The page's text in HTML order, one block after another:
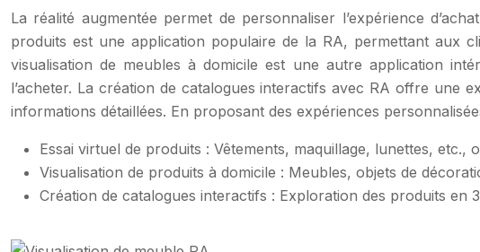
La réalité augmentée permet de personnaliser l’expérience
produits est une application populaire de la RA, permettant aux
visualisation de meubles à domicile est une autre application
l’acheter. La création de catalogues interactifs avec RA offre une
informations détaillées. En proposant des expériences
Essai virtuel de produits : Vêtements, maquillage, lunettes, etc.,
Visualisation de produits à domicile : Meubles, objets de
Création de catalogues interactifs : Exploration des produits